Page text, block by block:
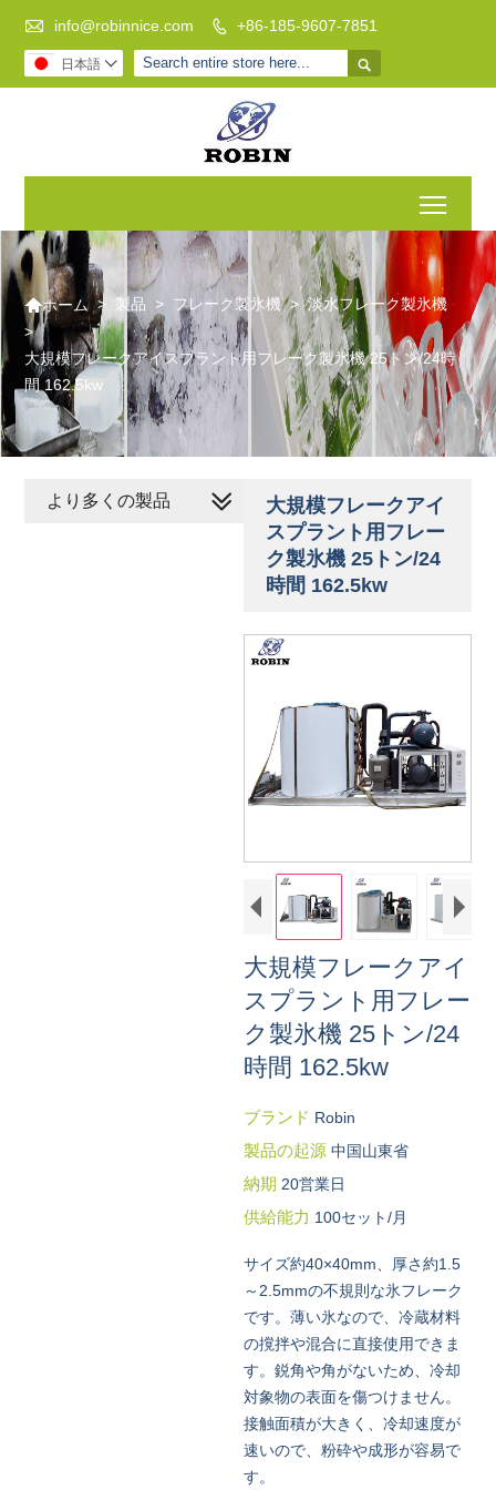
 info@robinnice.com  +86-185-9607-7851

日本語 
ホーム > 製品 > フレーク製氷機 > 淡水フレーク製氷機
>
大規模フレークアイスプラント用フレーク製氷機 25トン/24時
間 162.5kw
大規模フレークアイ
スプラント用フレー
ク製氷機 25トン/24
時間 162.5kw
大規模フレークアイ
スプラント用フレー
ク製氷機 25トン/24
時間 162.5kw
ブランド Robin
製品の起源 中国山東省
納期 20営業日
供給能力 100セット/月
サイズ約40×40mm、厚さ約1.5
～2.5mmの不規則な氷フレーク
です。薄い氷なので、冷蔵材料
の撹拌や混合に直接使用できま
す。鋭角や角がないため、冷却
対象物の表面を傷つけません。
接触面積が大きく、冷却速度が
速いので、粉砕や成形が容易で
す。
より多くの製品